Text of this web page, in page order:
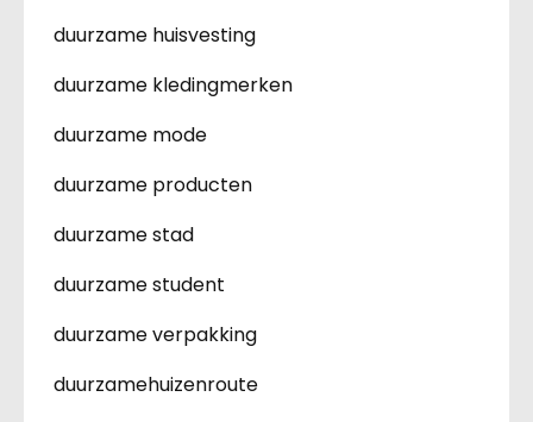
duurzame huisvesting
duurzame kledingmerken
duurzame mode
duurzame producten
duurzame stad
duurzame student
duurzame verpakking
duurzamehuizenroute